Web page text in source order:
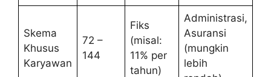
Skema
Khusus
Karyawan
72 –
144
Fiks
(misal:
11% per
tahun)
Administrasi,
Asuransi
(mungkin
lebih